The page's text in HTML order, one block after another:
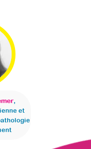
,
et